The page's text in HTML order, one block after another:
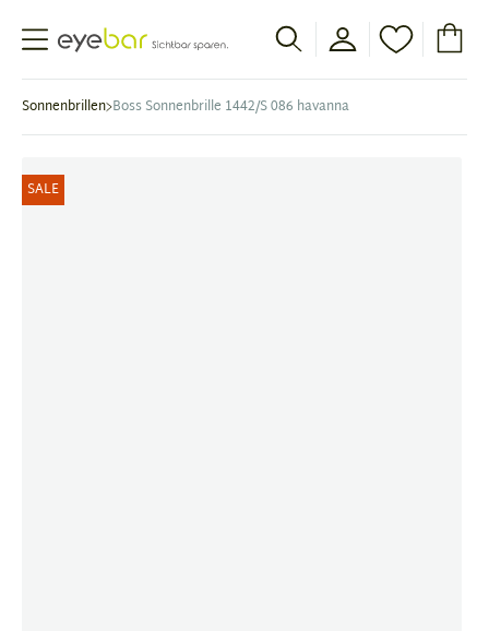
Abele Optic
Sonnenbrillen Boss Sonnenbrille 1442/S 086 havanna
SALE